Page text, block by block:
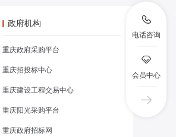
电话咨询
会员中心
政府机构
重庆政府采购平台
重庆招投标中心
重庆建设工程交易中心
重庆阳光采购平台
重庆政府招标网